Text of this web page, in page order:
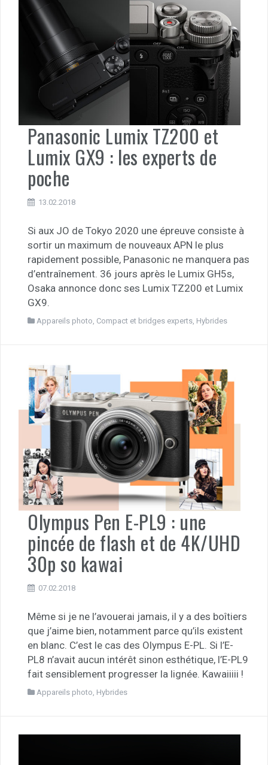
Panasonic Lumix TZ200 et
Lumix GX9 : les experts de
poche
13.02.2018
Si aux JO de Tokyo 2020 une épreuve consiste à
sortir un maximum de nouveaux APN le plus
rapidement possible, Panasonic ne manquera pas
d’entraînement. 36 jours après le Lumix GH5s,
Osaka annonce donc ses Lumix TZ200 et Lumix
GX9.
Appareils photo Compact et bridges experts Hybrides
Olympus Pen E-PL9 : une
pincée de flash et de 4K/UHD
30p so kawai
07.02.2018
Même si je ne l’avouerai jamais, il y a des boîtiers
que j’aime bien, notamment parce qu’ils existent
en blanc. C’est le cas des Olympus E-PL. Si l’E-
PL8 n’avait aucun intérêt sinon esthétique, l’E-PL9
fait sensiblement progresser la lignée. Kawaiiiii !
Appareils photo Hybrides